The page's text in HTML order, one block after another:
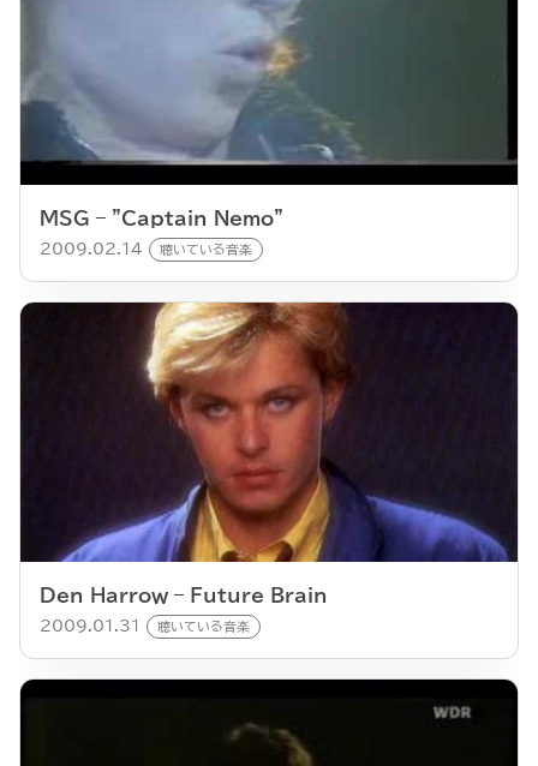
MSG – "Captain Nemo"
2009.02.14 聴いている音楽
Den Harrow – Future Brain
2009.01.31 聴いている音楽